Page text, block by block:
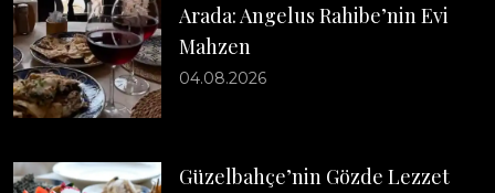
Arada: Angelus Rahibe’nin Evi
Mahzen
04.08.2026
Güzelbahçe’nin Gözde Lezzet